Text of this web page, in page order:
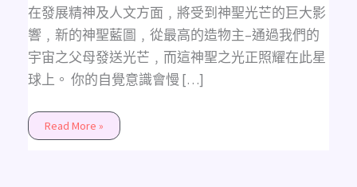
在發展精神及人文方面﹐將受到神聖光芒的巨大影
響﹐新的神聖藍圖﹐從最高的造物主–通過我們的
宇宙之父母發送光芒﹐而這神聖之光正照耀在此星
球上。 你的自覺意識會慢 […]
Read More »